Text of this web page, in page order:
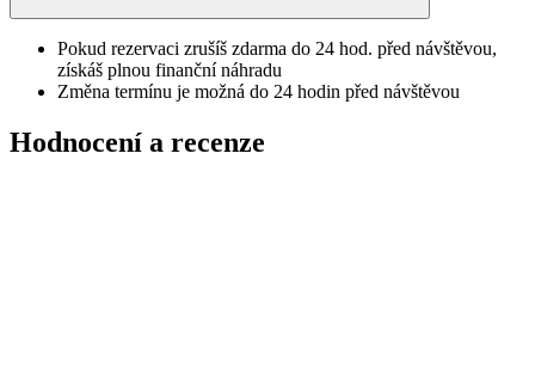
Pokud rezervaci zrušíš zdarma do 24 hod. před návštěvou,
získáš plnou finanční náhradu
Změna termínu je možná do 24 hodin před návštěvou
Hodnocení a recenze